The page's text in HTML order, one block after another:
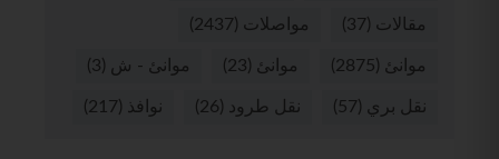
مقالات (37) مواصلات (2437)
موانئ (2875) موانئ (23) موانئ - ش (3)
نقل بري (57) نقل طرود (26) نوافذ (217)